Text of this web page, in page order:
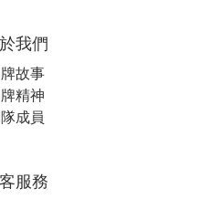
我們
故事
精神
成員
服務